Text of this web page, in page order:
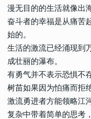
漫无目的的生活就像出
奋斗者的幸福是从痛苦
始的。
生活的激流已经涌现到
成壮丽的瀑布。
有勇气并不表示恐惧不
树苗如果因为怕痛而拒
激流勇进者方能领略江
复杂中带着简单的思考